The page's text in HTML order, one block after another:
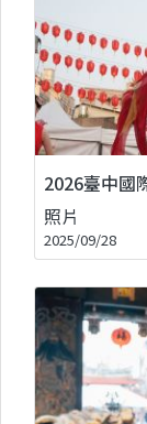
2026臺中國
照片
2025/09/28